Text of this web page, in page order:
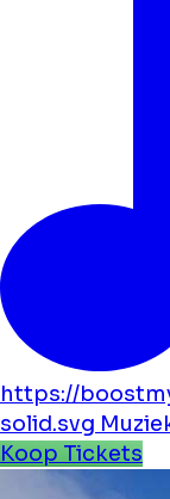
https://
solid.svg
Koop Tickets